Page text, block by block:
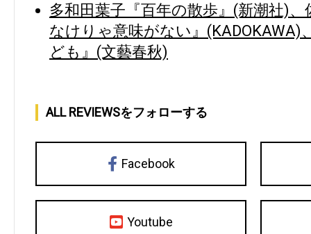
多和田葉子『百年の散歩』(新潮社)
なけりゃ意味がない』(KADOKAWA)
ども』(文藝春秋)
ALL REVIEWSをフォローする
Facebook
Youtube